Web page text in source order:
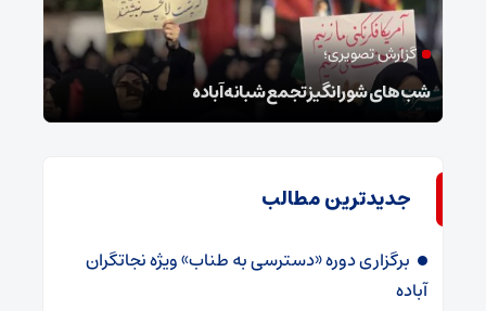
گزارش تصویری؛
شب‌های شورانگیز تجمع شبانه آباده
جدیدترین مطالب
برگزاری دوره «دسترسی به طناب» ویژه نجاتگران
آباده